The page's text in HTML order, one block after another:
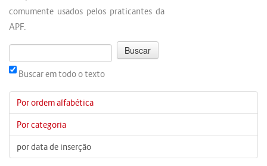
comumente usados pelos praticantes da
APF.
Buscar em todo o texto
Por ordem alfabética
Por categoria
por data de inserção